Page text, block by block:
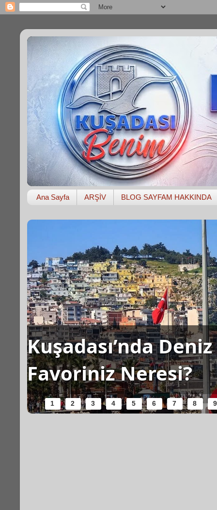
Ana Sayfa ARŞİV BLOG SAYFAM HAKKINDA
Kuşadası’nda
Favoriniz Neresi?
1 2 3 4 5 6 7 8 9